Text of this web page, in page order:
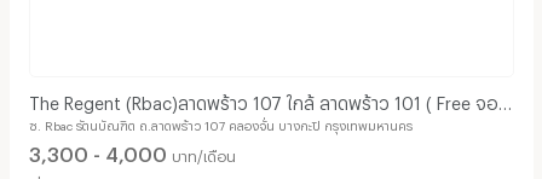
The Regent (Rbac)ลาดพร้าว 107 ใกล้ ลาดพร้าว 101 ( Free จอด
รถ -Free Wifi )The mall บางกะปิ
ซ. Rbac รัตนบัณฑิต ถ.ลาดพร้าว 107 คลองจั่น บางกะปิ กรุงเทพมหานคร
3,300 - 4,000 บาท/เดือน